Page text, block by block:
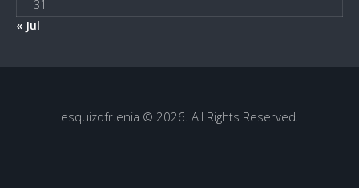
31
« Jul
esquizofr.enia © 2026. All Rights Reserved.